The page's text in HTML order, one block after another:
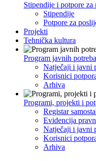
Stipendije i potpore
Stipendije
Potpore za
Projekti
Tehnička kultura
Program javnih
Natječaji i javni
Korisnici
Arhiva
Programi, projekti i
Registar
Evidencija
Natječaji i javni
Korisnici
Arhiva